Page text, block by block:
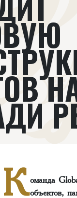
Команда
объектов,